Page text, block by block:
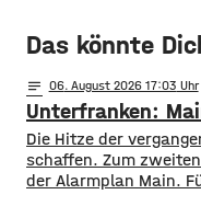
Das könnte
notes 06. August 2026 17:03
Unterfranken:
Die Hitze der
schaffen. Zum
der Alarmplan Main.